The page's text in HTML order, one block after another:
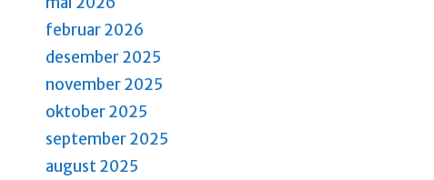
a
n
d
V
i
a
g
e
m
e
n
februar 2026
desember 2025
november 2025
oktober 2025
september 2025
august 2025